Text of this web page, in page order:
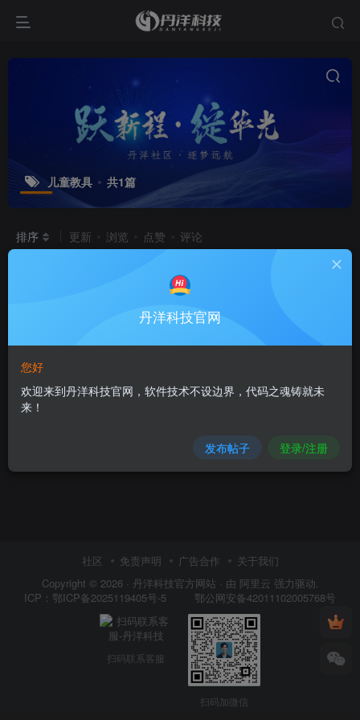
儿童教具 共1篇
排序 更新 浏览 点赞 评论
真人在线接单
[生图全品类全包｜商家
海报/自媒体素材/漫画连载/儿童教具/
美术商用素材，当天出图、可商用、可
加急]
生图接单
社区 免责声明 广告合作
关于我们
Copyright © 2026 · 丹洋科技官方网站 · 由 阿里云 强力驱动.
ICP： 鄂ICP备2025119405号-5 鄂公网安备42011102005768号
扫码联系客服
扫码加微信
丹洋科技官网
您好
欢迎来到丹洋科技官网，软件技术不设边界，代码之魂铸就未
来！
发布帖子 登录/注册